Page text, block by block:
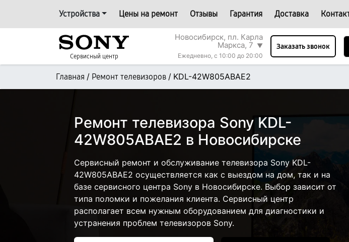
Устройства Цены на ремонт Отзывы Гарантия Доставка
Сервисный центр
Новосибирск, пл. Карла
Маркса, 7 ▼
Ежедневно, с 10:00 до 20:00
Заказать звонок
Главная / Ремонт телевизоров / KDL-42W805ABAE2
Ремонт телевизора Sony KDL-
42W805ABAE2 в Новосибирске
Сервисный ремонт и обслуживание телевизора Sony KDL-
42W805ABAE2 осуществляется как с выездом на дом, так и на
базе сервисного центра Sony в Новосибирске. Выбор зависит от
типа поломки и пожелания клиента. Сервисный центр
располагает всем нужным оборудованием для диагностики и
устранения проблем телевизоров Sony.